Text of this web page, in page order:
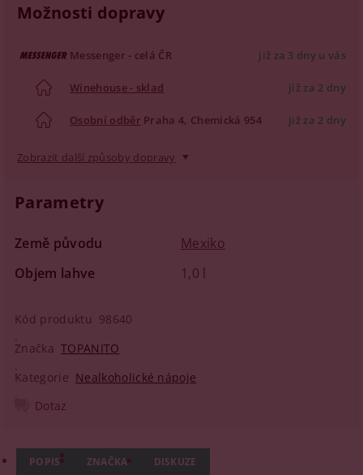
Možnosti dopravy
Messenger - celá ČR již za 3 dny u vás
Winehouse - sklad již za 2 dny
Osobní odběr Praha 4, Chemická 954 již za 2 dny
Zobrazit další způsoby dopravy
Parametry
Země původu
Mexiko
Objem lahve
1,0 l
Kód produktu 98640
Značka TOPANITO
Kategorie Nealkoholické nápoje
Dotaz
POPIS ZNAČKA DISKUZE